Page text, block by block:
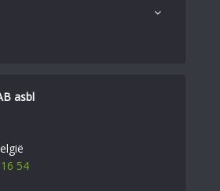
asbl
54